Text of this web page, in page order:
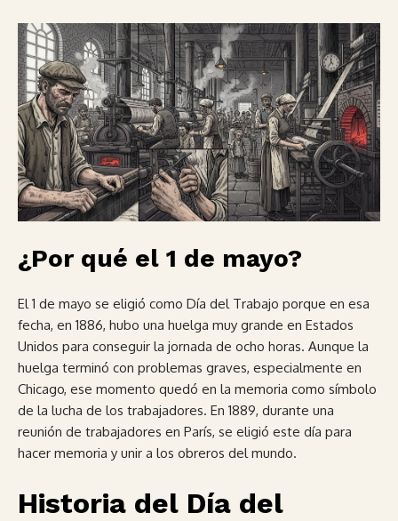
¿Por qué el 1 de mayo?
El 1 de mayo se eligió como Día del Trabajo porque en esa
fecha, en 1886, hubo una huelga muy grande en Estados
Unidos para conseguir la jornada de ocho horas. Aunque la
huelga terminó con problemas graves, especialmente en
Chicago, ese momento quedó en la memoria como símbolo
de la lucha de los trabajadores. En 1889, durante una
reunión de trabajadores en París, se eligió este día para
hacer memoria y unir a los obreros del mundo.
Historia del Día del